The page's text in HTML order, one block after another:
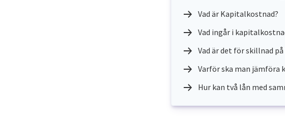
Vad är Kapitalkostnad?
Vad ingår i
Vad är det för skillnad
Varför ska man jämföra
Hur kan två lån med